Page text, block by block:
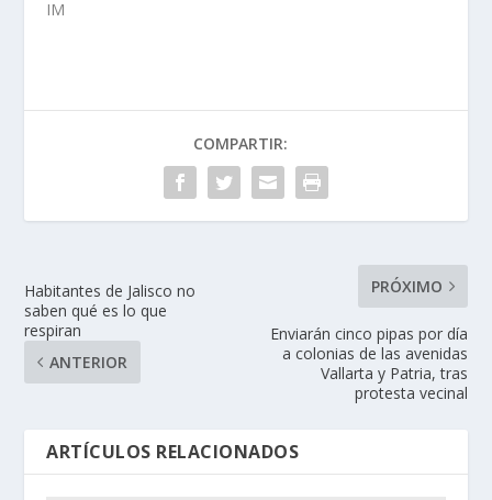
IM
COMPARTIR:
Habitantes de Jalisco no
saben qué es lo que
respiran
ANTERIOR
PRÓXIMO
Enviarán cinco pipas por día
a colonias de las avenidas
Vallarta y Patria, tras
protesta vecinal
ARTÍCULOS RELACIONADOS